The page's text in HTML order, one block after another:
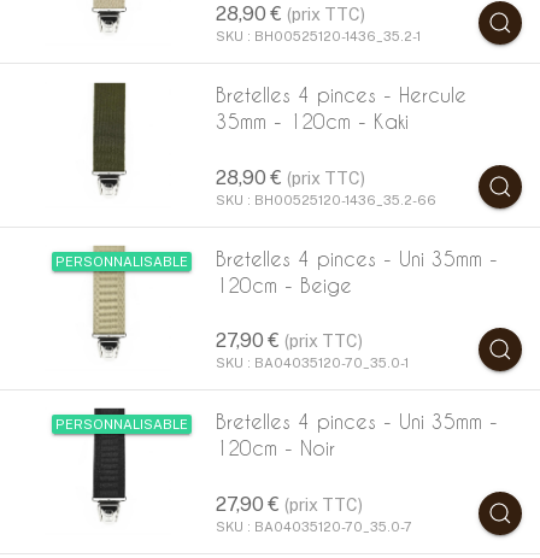
28,90 € (prix TTC)
SKU : BH00525120-1436_35.2-1
Bretelles 4 pinces - Hercule
35mm - 120cm - Kaki
28,90 € (prix TTC)
SKU : BH00525120-1436_35.2-66
PERSONNALISABLE
Bretelles 4 pinces - Uni 35mm -
120cm - Beige
27,90 € (prix TTC)
SKU : BA04035120-70_35.0-1
PERSONNALISABLE
Bretelles 4 pinces - Uni 35mm -
120cm - Noir
27,90 € (prix TTC)
SKU : BA04035120-70_35.0-7